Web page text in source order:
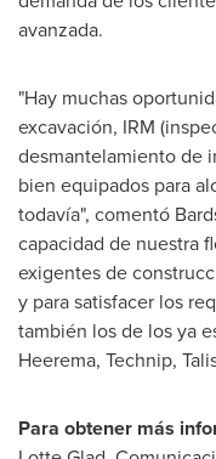
avanzada.
"Hay muchas
excavación, IRM
desmantelamiento de
bien equipados para
todavía", comentó
capacidad de nuestra
exigentes de
y para satisfacer los
también los de los ya
Heerema, Technip,
Para obtener más